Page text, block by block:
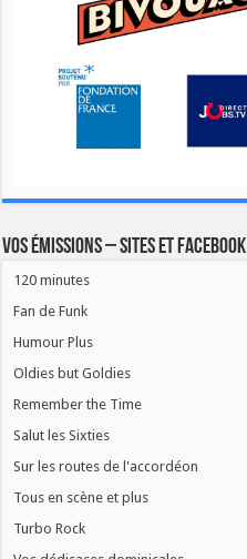
Vos émissions – Sites et Facebook
120 minutes
Fan de Funk
Humour Plus
Oldies but Goldies
Remember the Time
Salut les Sixties
Sur les routes de l'accordéon
Tous en scène et plus
Turbo Rock